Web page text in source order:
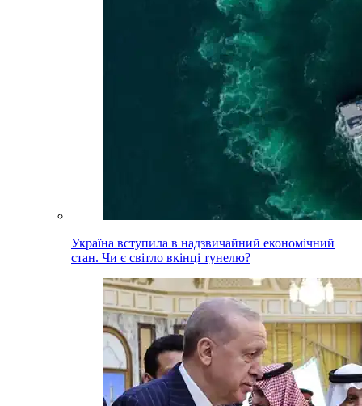
Україна вступила в надзвичайний економічний
стан. Чи є світло вкінці тунелю?